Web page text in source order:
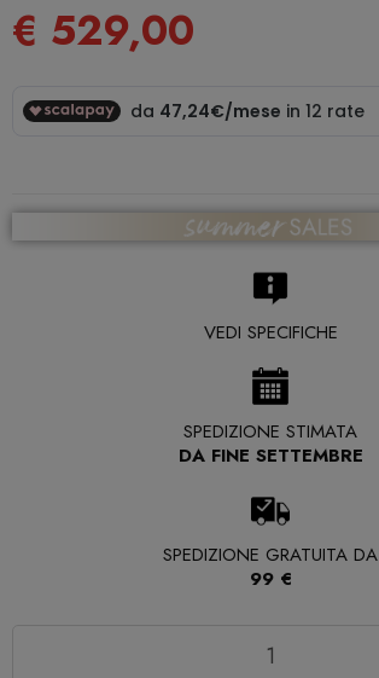
€ 529,00
VEDI SPECIFICHE
SPEDIZIONE STIMATA
DA FINE SETTEMBRE
SPEDIZIONE GRATUITA DA
99 €